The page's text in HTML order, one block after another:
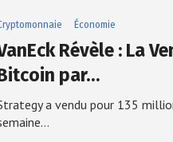
Économie
Révèle : La
par…
a vendu pour 135